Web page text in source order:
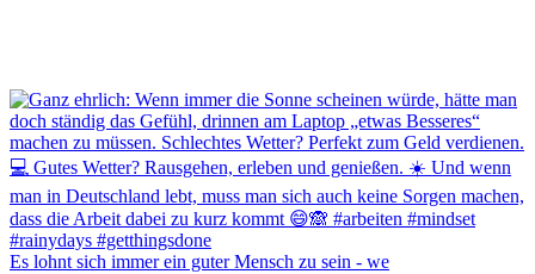
Es lohnt sich immer ein guter Mensch zu sein - we